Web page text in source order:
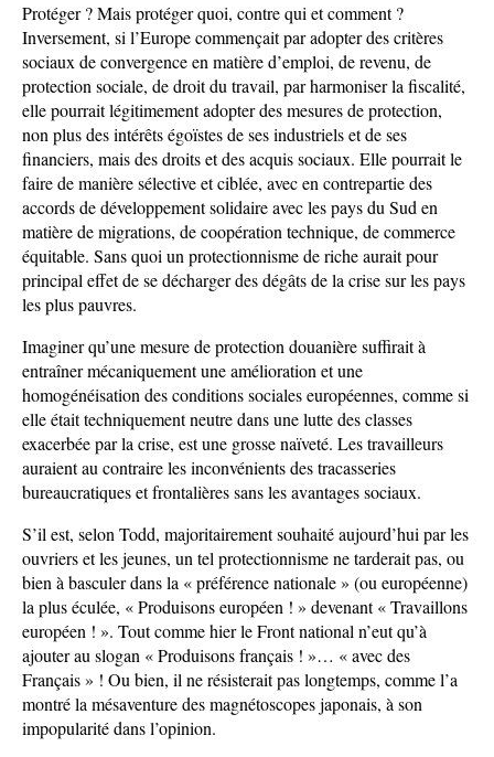
Protéger ? Mais protéger quoi, contre qui et comment ?
Inversement, si l’Europe commençait par adopter des critères
sociaux de convergence en matière d’emploi, de revenu, de
protection sociale, de droit du travail, par harmoniser la fiscalité,
elle pourrait légitimement adopter des mesures de protection,
non plus des intérêts égoïstes de ses industriels et de ses
financiers, mais des droits et des acquis sociaux. Elle pourrait le
faire de manière sélective et ciblée, avec en contrepartie des
accords de développement solidaire avec les pays du Sud en
matière de migrations, de coopération technique, de commerce
équitable. Sans quoi un protectionnisme de riche aurait pour
principal effet de se décharger des dégâts de la crise sur les pays
les plus pauvres.
Imaginer qu’une mesure de protection douanière suffirait à
entraîner mécaniquement une amélioration et une
homogénéisation des conditions sociales européennes, comme si
elle était techniquement neutre dans une lutte des classes
exacerbée par la crise, est une grosse naïveté. Les travailleurs
auraient au contraire les inconvénients des tracasseries
bureaucratiques et frontalières sans les avantages sociaux.
S’il est, selon Todd, majoritairement souhaité aujourd’hui par les
ouvriers et les jeunes, un tel protectionnisme ne tarderait pas, ou
bien à basculer dans la « préférence nationale » (ou européenne)
la plus éculée, « Produisons européen ! » devenant « Travaillons
européen ! ». Tout comme hier le Front national n’eut qu’à
ajouter au slogan « Produisons français ! »… « avec des
Français » ! Ou bien, il ne résisterait pas longtemps, comme l’a
montré la mésaventure des magnétoscopes japonais, à son
impopularité dans l’opinion.